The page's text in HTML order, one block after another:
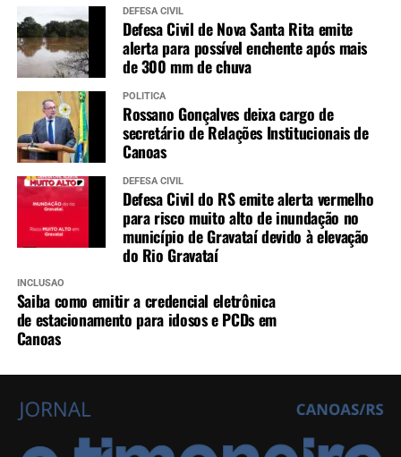
DEFESA CIVIL
Defesa Civil de Nova Santa Rita emite
alerta para possível enchente após mais
de 300 mm de chuva
POLÍTICA
Rossano Gonçalves deixa cargo de
secretário de Relações Institucionais de
Canoas
DEFESA CIVIL
Defesa Civil do RS emite alerta vermelho
para risco muito alto de inundação no
município de Gravataí devido à elevação
do Rio Gravataí
INCLUSÃO
Saiba como emitir a credencial eletrônica
de estacionamento para idosos e PCDs em
Canoas